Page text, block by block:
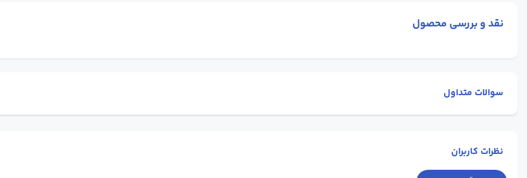
نقد و بررسی محصول
سوالات متداول
نظرات کاربران